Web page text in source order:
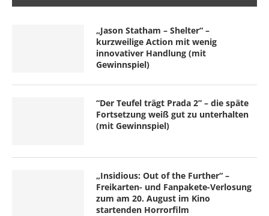
„Jason Statham – Shelter“ –
kurzweilige Action mit wenig
innovativer Handlung (mit
Gewinnspiel)
“Der Teufel trägt Prada 2” – die späte
Fortsetzung weiß gut zu unterhalten
(mit Gewinnspiel)
„Insidious: Out of the Further“ –
Freikarten- und Fanpakete-Verlosung
zum am 20. August im Kino
startenden Horrorfilm